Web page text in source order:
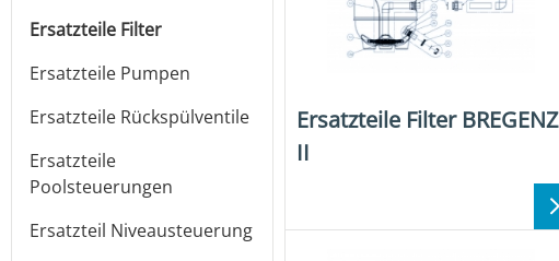
Ersatzteile Filter
Ersatzteile Pumpen
Ersatzteile Rückspülventile
Ersatzteile
Poolsteuerungen
Ersatzteil Niveausteuerung
Ersatzteile Filter BREGENZ
II